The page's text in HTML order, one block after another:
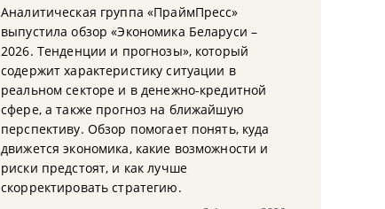
Аналитическая группа «ПраймПресс»
выпустила обзор «Экономика Беларуси –
2026. Тенденции и прогнозы», который
содержит характеристику ситуации в
реальном секторе и в денежно-кредитной
сфере, а также прогноз на ближайшую
перспективу. Обзор помогает понять, куда
движется экономика, какие возможности и
риски предстоят, и как лучше
скорректировать стратегию.